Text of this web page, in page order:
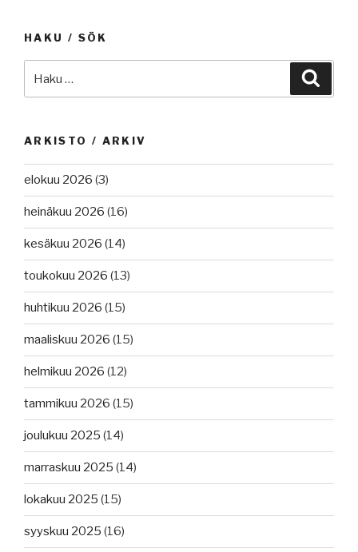
HAKU / SÖK
ARKISTO / ARKIV
elokuu 2026 (3)
heinäkuu 2026 (16)
kesäkuu 2026 (14)
toukokuu 2026 (13)
huhtikuu 2026 (15)
maaliskuu 2026 (15)
helmikuu 2026 (12)
tammikuu 2026 (15)
joulukuu 2025 (14)
marraskuu 2025 (14)
lokakuu 2025 (15)
syyskuu 2025 (16)